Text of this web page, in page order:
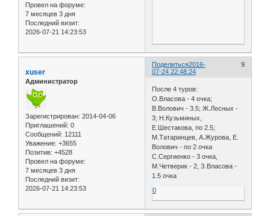
Провел на форуме:
7 месяцев 3 дня
Последний визит:
2026-07-21 14:23:53
Поделиться 9
2016-
07-24 22:48:24
xuser
Администратор
Зарегистрирован: 2014-04-06
Приглашений: 0
Сообщений: 12111
Уважение: +3655
Позитив: +4528
Провел на форуме:
7 месяцев 3 дня
Последний визит:
2026-07-21 14:23:53
После 4 туров:
О.Власова - 4 очка;
В.Волович - 3.5; Ж.Лесных -
3; Н.Кузьминых,
Е.Шестакова, по 2.5;
М.Татаринцев, А.Журова, Е.
Волович - по 2 очка
С.Сергиенко - 3 очка,
М.Четверик - 2, З.Власова -
1.5 очка
0